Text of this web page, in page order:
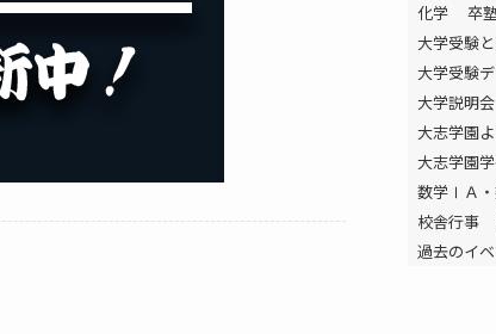
化学
卒
大学受験
大学受験
大学説明会
大志学園
大志学園
数学ⅠＡ
校舎行事
過去のイ